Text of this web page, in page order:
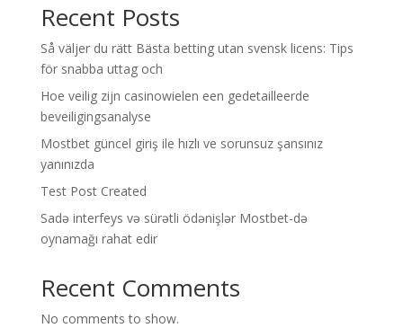
Recent Posts
Så väljer du rätt Bästa betting utan svensk licens: Tips
för snabba uttag och
Hoe veilig zijn casinowielen een gedetailleerde
beveiligingsanalyse
Mostbet güncel giriş ile hızlı ve sorunsuz şansınız
yanınızda
Test Post Created
Sadə interfeys və sürətli ödənişlər Mostbet-də
oynamağı rahat edir
Recent Comments
No comments to show.